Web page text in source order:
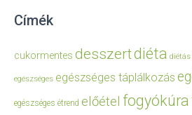
Címék
cukormentes desszertdiéta diétás
egészséges egészséges táplálkozás
egészséges étrend előétel fogyókúra